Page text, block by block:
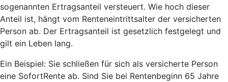
sogenannten Ertragsanteil versteuert. Wie hoch dieser
Anteil ist, hängt vom Renteneintrittsalter der versicherten
Person ab. Der Ertragsanteil ist gesetzlich festgelegt und
gilt ein Leben lang.
Ein Beispiel: Sie schließen für sich als versicherte Person
eine SofortRente ab. Sind Sie bei Rentenbeginn 65 Jahre